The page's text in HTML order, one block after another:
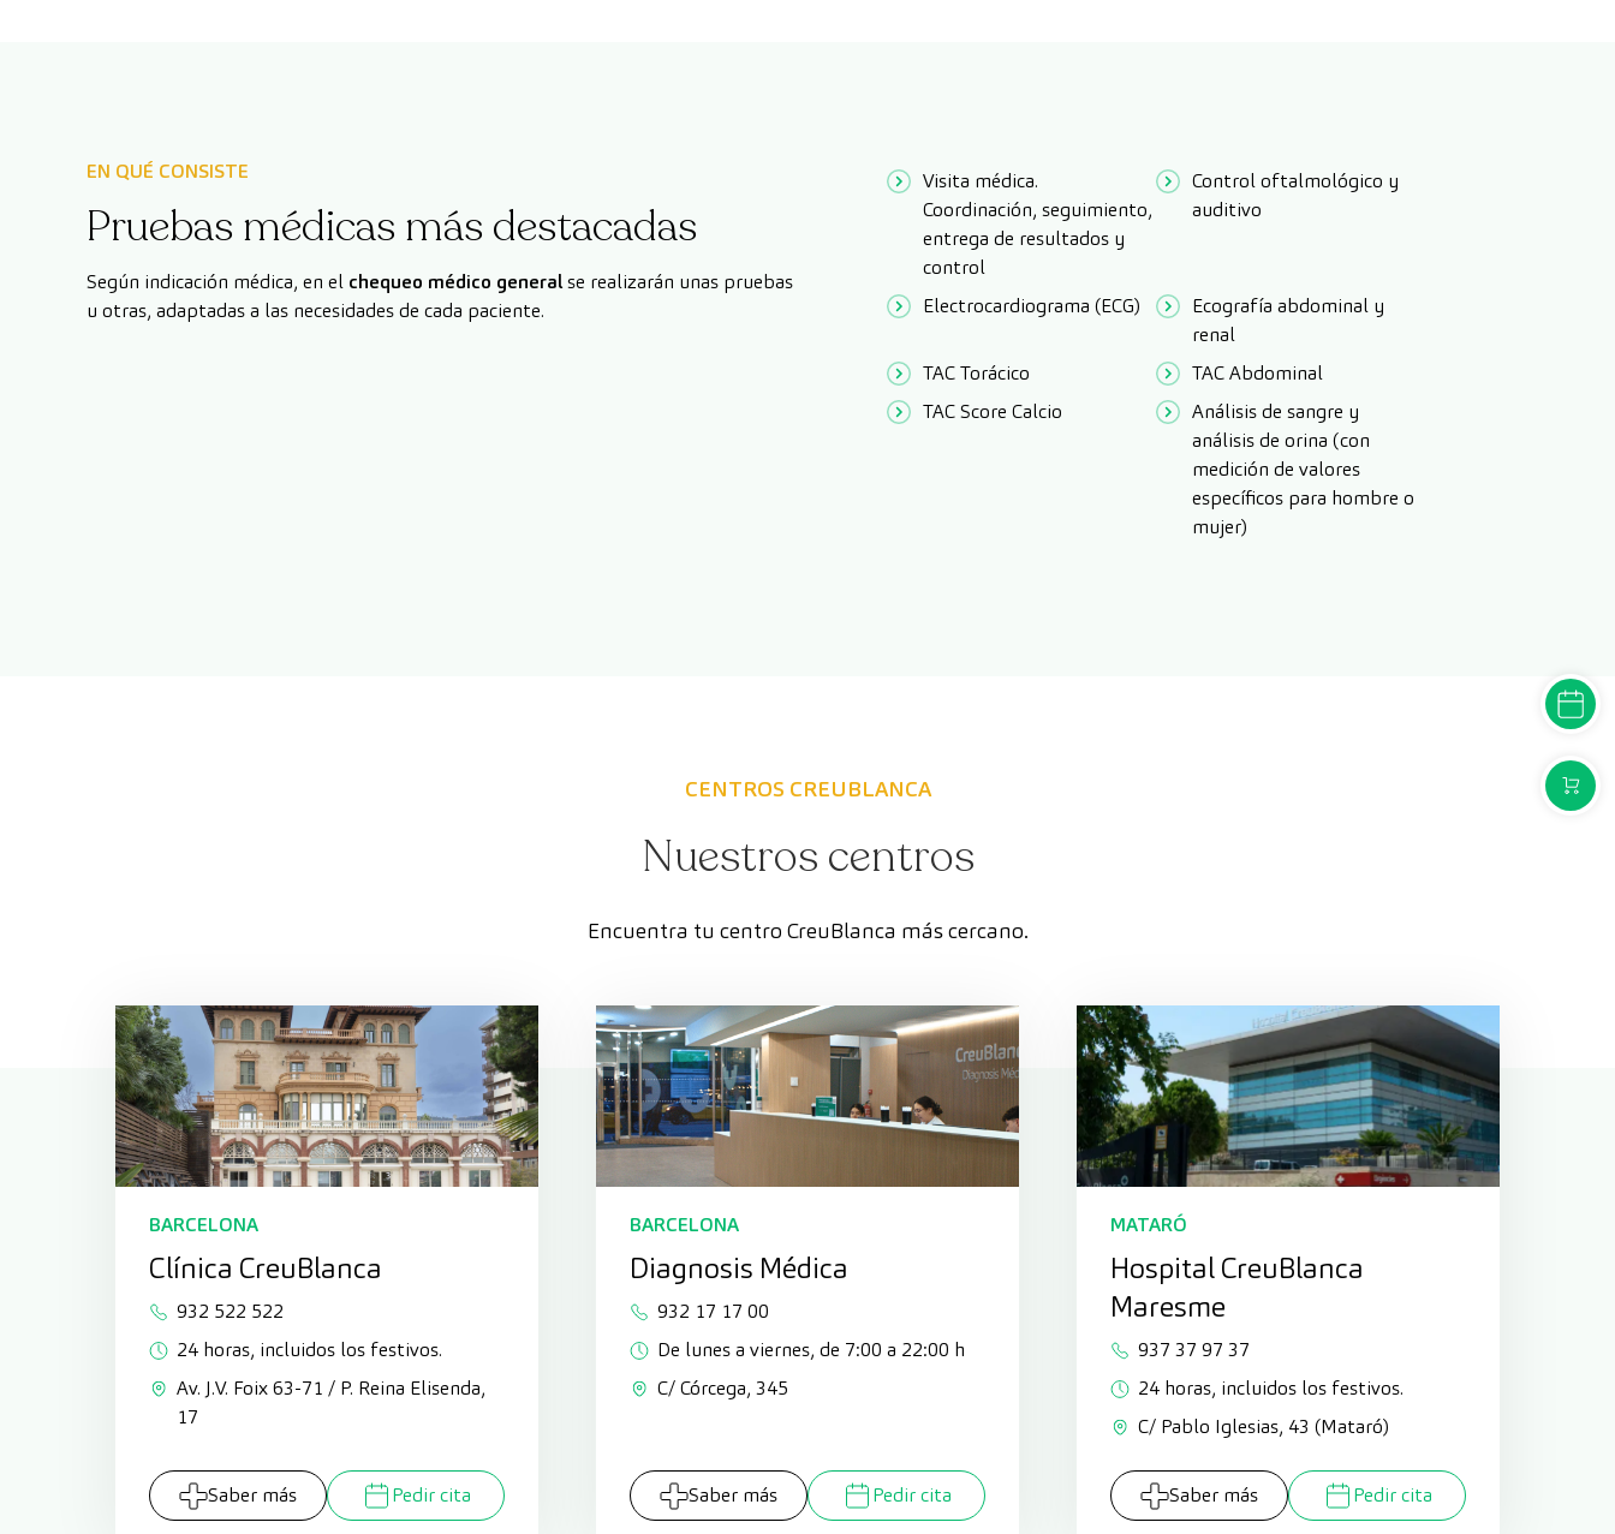
PEDIR
EN QUÉ CONSISTE
Pruebas médicas más destacadas
Según indicación médica, en el chequeo médico generalse realizarán unas pruebas
u otras, adaptadas a las necesidades de cada paciente.
Visita médica.
Coordinación, seguimiento,
entrega de resultados y
control
Control oftalmológico y
auditivo
Electrocardiograma (ECG)
Ecografía abdominal y
renal
TAC Torácico
TAC Abdominal
TAC Score Calcio
Análisis de sangre y
análisis de orina (con
medición de valores
específicos para hombre o
mujer)
CENTROS CREUBLANCA
Nuestros centros
Encuentra tu centro CreuBlanca más cercano.
BARCELONA
Clínica CreuBlanca
932 522 522
24 horas, incluidos los festivos.
Av. J.V. Foix 63-71 / P. Reina Elisenda,
17
Saber más Pedir cita
BARCELONA
Diagnosis Médica
932 17 17 00
De lunes a viernes, de 7:00 a 22:00 h
C/ Córcega, 345
Saber más Pedir cita
MATARÓ
Hospital CreuBlanca
Maresme
937 37 97 37
24 horas, incluidos los festivos.
C/ Pablo Iglesias, 43 (Mataró)
Saber más Pedir cita